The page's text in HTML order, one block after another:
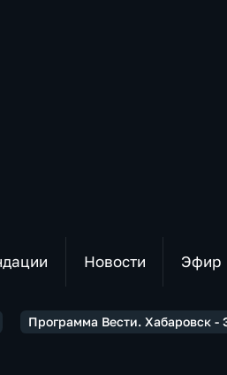
Новости Эфир
Программа Вести. Хабаровск -